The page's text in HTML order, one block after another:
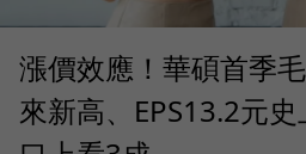
漲價效應！華碩首季
來新高、EPS13.2元